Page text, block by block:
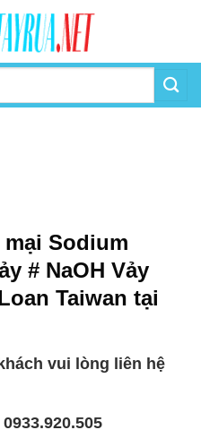
Sodium
# NaOH Vảy
Taiwan tại
vui lòng liên hệ